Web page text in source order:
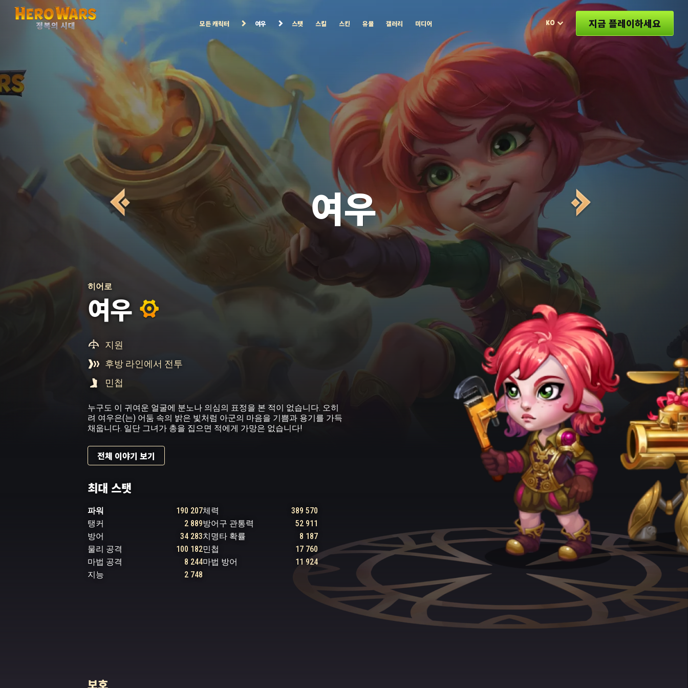
모든 캐릭터 여우 스탯 스킬 스킨 유물 갤러리 미디어 KO 지금 플레이하세요
여우
히어로
여우
지원
후방 라인에서 전투
민첩
누구도 이 귀여운 얼굴에 분노나 의심의 표정을 본 적이 없습니다. 오히
려 여우은(는) 어둠 속의 밝은 빛처럼 아군의 마음을 기쁨과 용기를 가득
채웁니다. 일단 그녀가 총을 집으면 적에게 가망은 없습니다!
전체 이야기 보기
최대 스탯
파워 190 207체력
389 570
탱커
2 889방어구 관통력
52 911
방어
34 283치명타 확률
8 187
물리 공격
100 182민첩
17 760
마법 공격
8 244마법 방어
11 924
지능
2 748
보호